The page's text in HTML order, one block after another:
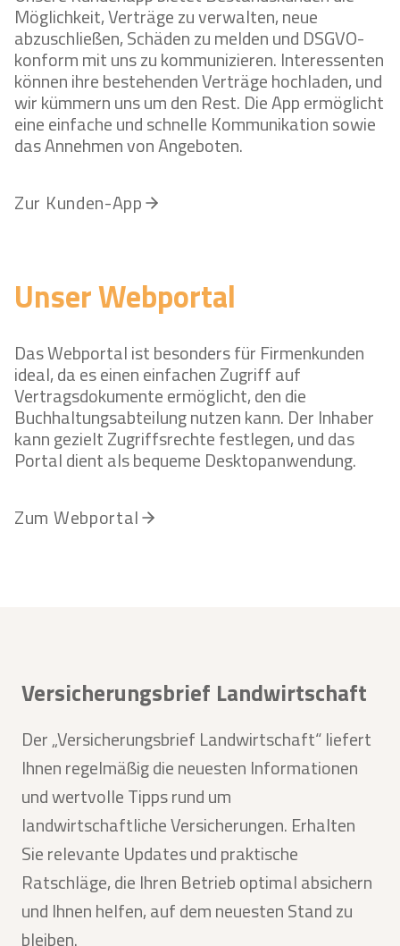
R
N
E
N
F
U
H
R
P
R
C
H
L
A
N
D
W
R
E
G
N
U
N
W
E
T
E
N
B
?
Möglichkeit, Verträge zu verwalten, neue
abzuschließen, Schäden zu melden und DSGVO-
konform mit uns zu kommunizieren. Interessenten
können ihre bestehenden Verträge hochladen, und
wir kümmern uns um den Rest. Die App ermöglicht
eine einfache und schnelle Kommunikation sowie
das Annehmen von Angeboten.
Zur Kunden-App
Unser Webportal
Das Webportal ist besonders für Firmenkunden
ideal, da es einen einfachen Zugriff auf
Vertragsdokumente ermöglicht, den die
Buchhaltungsabteilung nutzen kann. Der Inhaber
kann gezielt Zugriffsrechte festlegen, und das
Portal dient als bequeme Desktopanwendung.
Zum Webportal
Versicherungsbrief Landwirtschaft
Der „Versicherungsbrief Landwirtschaft“ liefert
Ihnen regelmäßig die neuesten Informationen
und wertvolle Tipps rund um
landwirtschaftliche Versicherungen. Erhalten
Sie relevante Updates und praktische
Ratschläge, die Ihren Betrieb optimal absichern
und Ihnen helfen, auf dem neuesten Stand zu
bleiben.